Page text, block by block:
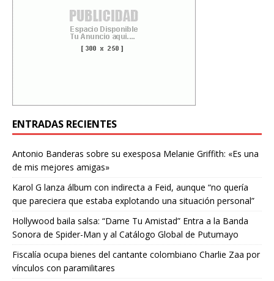
ENTRADAS RECIENTES
Antonio Banderas sobre su exesposa Melanie Griffith: «Es una
de mis mejores amigas»
Karol G lanza álbum con indirecta a Feid, aunque “no quería
que pareciera que estaba explotando una situación personal”
Hollywood baila salsa: “Dame Tu Amistad” Entra a la Banda
Sonora de Spider-Man y al Catálogo Global de Putumayo
Fiscalía ocupa bienes del cantante colombiano Charlie Zaa por
vínculos con paramilitares